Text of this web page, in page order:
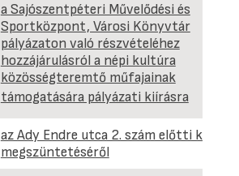
a Sajószentpéteri Művelődési és
Sportközpont, Városi Könyvtár
pályázaton való részvételéhez
hozzájárulásról a népi kultúra
közösségteremtő műfajainak
támogatására pályázati kiírásra
az Ady Endre utca 2. szám előtti közkút
megszüntetéséről